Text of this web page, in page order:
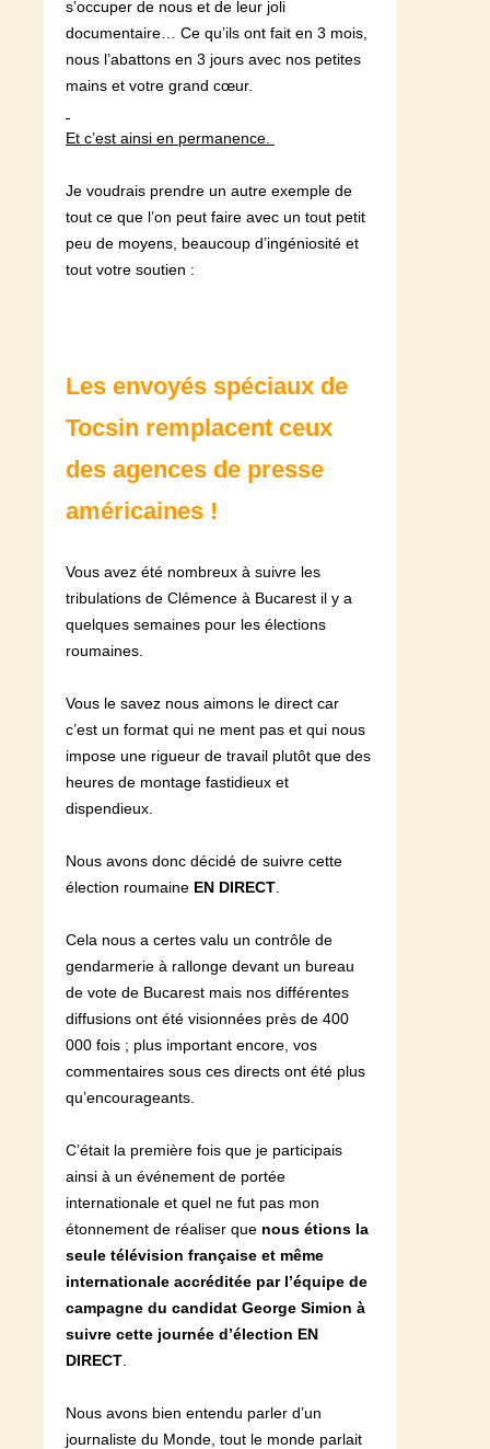
s’occuper de nous et de leur joli
documentaire… Ce qu’ils ont fait en 3 mois,
nous l’abattons en 3 jours avec nos petites
mains et votre grand cœur.
Et c’est ainsi en permanence.
Je voudrais prendre un autre exemple de
tout ce que l’on peut faire avec un tout petit
peu de moyens, beaucoup d’ingéniosité et
tout votre soutien :
Les envoyés spéciaux de
Tocsin remplacent ceux
des agences de presse
américaines !
Vous avez été nombreux à suivre les
tribulations de Clémence à Bucarest il y a
quelques semaines pour les élections
roumaines.
Vous le savez nous aimons le direct car
c’est un format qui ne ment pas et qui nous
impose une rigueur de travail plutôt que des
heures de montage fastidieux et
dispendieux.
Nous avons donc décidé de suivre cette
élection roumaine EN DIRECT
Cela nous a certes valu un contrôle de
gendarmerie à rallonge devant un bureau
de vote de Bucarest mais nos différentes
diffusions ont été visionnées près de 400
000 fois ; plus important encore, vos
commentaires sous ces directs ont été plus
qu’encourageants.
C’était la première fois que je participais
ainsi à un événement de portée
internationale et quel ne fut pas mon
étonnement de réaliser que nous étions la
seule télévision française et même
internationale accréditée par l’équipe de
campagne du candidat George Simion à
suivre cette journée d’élection EN
DIRECT
Nous avons bien entendu parler d’un
journaliste du Monde, tout le monde parlait